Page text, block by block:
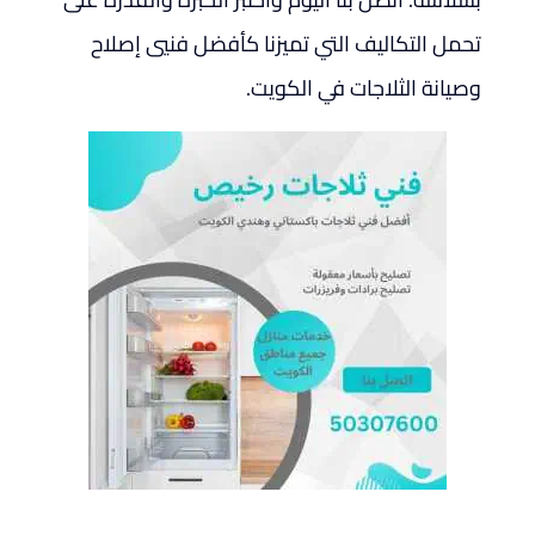
تحمل التكاليف التي تميزنا كأفضل فنيي إصلاح
وصيانة الثلاجات في الكويت.